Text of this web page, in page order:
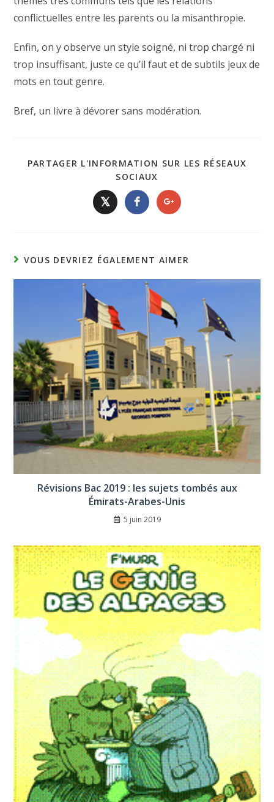
conflictuelles entre les parents ou la misanthropie.
Enfin, on y observe un style soigné, ni trop chargé ni
trop insuffisant, juste ce qu’il faut et de subtils jeux de
mots en tout genre.
Bref, un livre à dévorer sans modération.
PARTAGER L'INFORMATION SUR LES RÉSEAUX
SOCIAUX
𝕏
VOUS DEVRIEZ ÉGALEMENT AIMER
Révisions Bac 2019 : les sujets tombés aux
Émirats-Arabes-Unis
5 juin 2019